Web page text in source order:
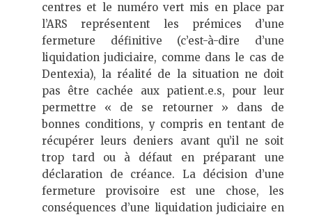
centres et le numéro vert mis en place par
l’ARS représentent les prémices d’une
fermeture définitive (c’est-à-dire d’une
liquidation judiciaire, comme dans le cas de
Dentexia), la réalité de la situation ne doit
pas être cachée aux patient.e.s, pour leur
permettre « de se retourner » dans de
bonnes conditions, y compris en tentant de
récupérer leurs deniers avant qu’il ne soit
trop tard ou à défaut en préparant une
déclaration de créance. La décision d’une
fermeture provisoire est une chose, les
conséquences d’une liquidation judiciaire en